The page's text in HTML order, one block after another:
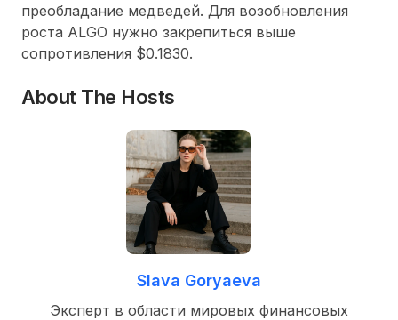
преобладание медведей. Для возобновления
роста ALGO нужно закрепиться выше
сопротивления $0.1830.
About The Hosts
Slava Goryaeva
Эксперт в области мировых финансовых